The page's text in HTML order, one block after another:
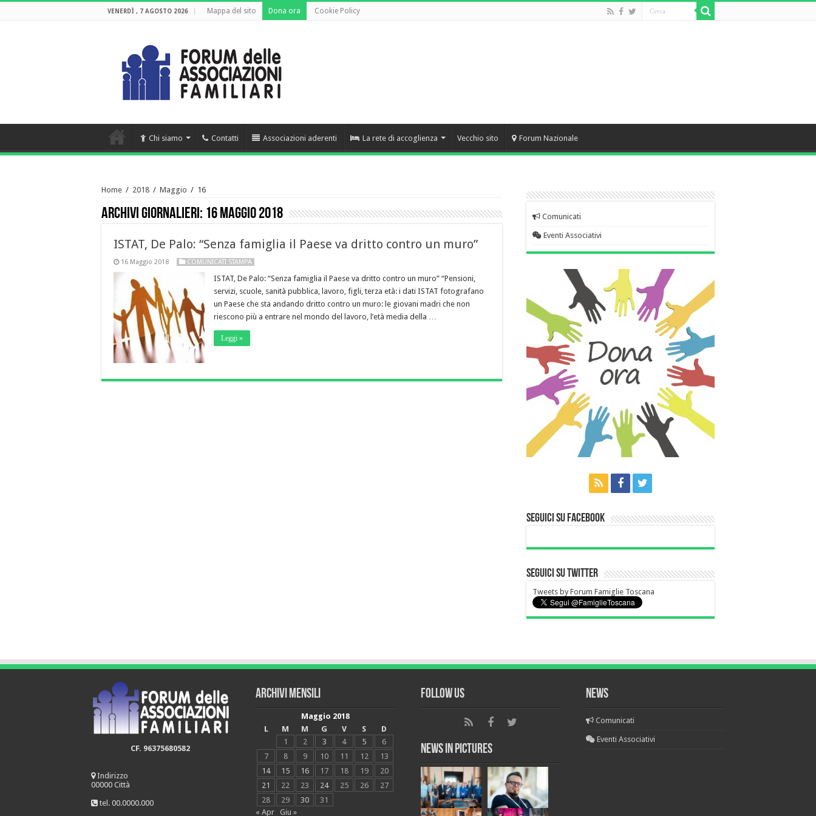
VENERDÌ , 7 AGOSTO 2026 Mappa del sito Dona ora Cookie Policy
Chi siamo Contatti Associazioni aderenti La rete di accoglienza Vecchio sito Forum Nazionale
Home / 2018 / Maggio / 16
Archivi giornalieri: 16 Maggio 2018
ISTAT, De Palo: “Senza famiglia il Paese va dritto contro un muro”
16 Maggio 2018 COMUNICATI STAMPA
ISTAT, De Palo: “Senza famiglia il Paese va dritto contro un muro” “Pensioni,
servizi, scuole, sanità pubblica, lavoro, figli, terza età: i dati ISTAT fotografano
un Paese che sta andando dritto contro un muro: le giovani madri che non
riescono più a entrare nel mondo del lavoro, l’età media della …
Leggi »
Comunicati
Eventi Associativi
Seguici su Facebook
Seguici su Twitter
Tweets by Forum Famiglie Toscana
CF. 96375680582
Indirizzo
00000 Città
tel. 00.0000.000
Archivi mensili
Maggio 2018
L
M M G V S
D
1
2 3 4 5
6
7
8 9 10 11 12
13
14
15 16 17 18 19
20
21
22 23 24 25 26
27
28
29 30
31
« Apr
Giu »
Follow Us
News in Pictures
NEWS
Comunicati
Eventi Associativi